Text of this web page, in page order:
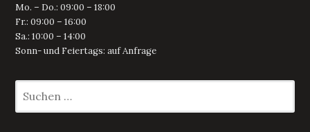
Mo. – Do.: 09:00 – 18:00
Fr.: 09:00 – 16:00
Sa.: 10:00 – 14:00
Sonn- und Feiertags: auf Anfrage
nach: